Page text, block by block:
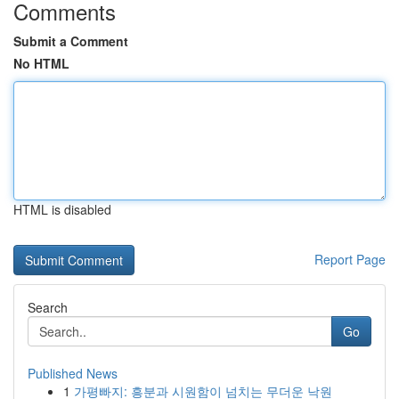
Comments
Submit a Comment
No HTML
HTML is disabled
Report Page
Search
Go
Published News
1 가평빠지: 흥분과 시원함이 넘치는 무더운 낙원